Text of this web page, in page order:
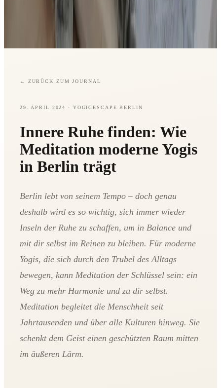
← ZURÜCK ZUM JOURNAL
29. APRIL 2024 · YOGICESCAPE BERLIN
Innere Ruhe finden: Wie
Meditation moderne Yogis
in Berlin trägt
Berlin lebt von seinem Tempo – doch genau
deshalb wird es so wichtig, sich immer wieder
Inseln der Ruhe zu schaffen, um in Balance und
mit dir selbst im Reinen zu bleiben. Für moderne
Yogis, die sich durch den Trubel des Alltags
bewegen, kann Meditation der Schlüssel sein: ein
Weg zu mehr Harmonie und zu dir selbst.
Meditation begleitet die Menschheit seit
Jahrtausenden und über alle Kulturen hinweg. Sie
schenkt dem Geist einen geschützten Raum mitten
im äußeren Lärm.